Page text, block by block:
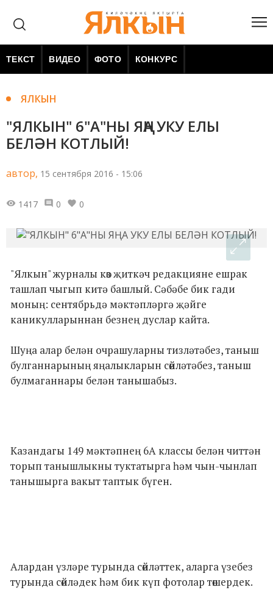
ТЕКСТ ВИДЕО ФОТО КОНКУРС
ЯЛКЫН
"ЯЛКЫН" 6"А"НЫ ЯҢА УКУ ЕЛЫ
БЕЛӘН КОТЛЫЙ!
автор, 15 сентября 2016 - 15:06
1417 0 0
"Ялкын" журналы көз җиткәч редакцияне ешрак
ташлап чыгып китә башлый. Сәбәбе бик гади
моның: сентябрьдә мәктәпләргә җәйге
каникулларыннан безнең дуслар кайта.
Шуңа алар белән очрашуларны тизләтәбез, таныш
булганнарының яңалыкларын сөйләтәбез, таныш
булмаганнары белән танышабыз.
Казандагы 149 мәктәпнең 6А классы белән читтән
торып танышлыкны туктатырга һәм чын-чынлап
танышырга вакыт таптык бүген.
Алардан үзләре турында сөйләттек, аларга үзебез
турында сөйләдек һәм бик күп фотолар төшердек.